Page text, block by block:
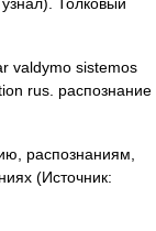
valdymo sistemos
rus. распознание
распознаниям,
(Источник: